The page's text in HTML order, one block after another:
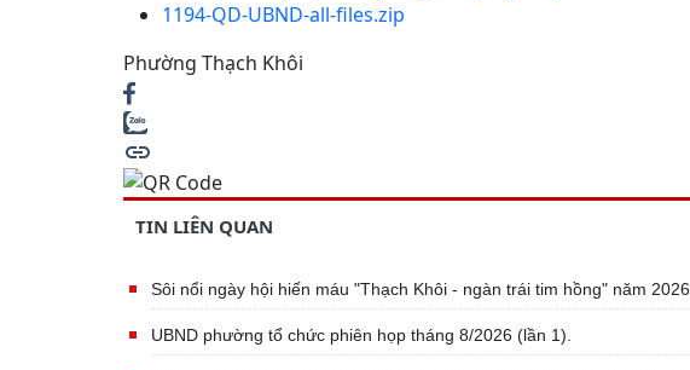
1194-QD-UBND-all-files.zip
Phường Thạch Khôi
TIN LIÊN QUAN
Sôi nổi ngày hội hiến máu "Thạch Khôi - ngàn trái tim hồng" năm 2026
UBND phường tổ chức phiên họp tháng 8/2026 (lần 1).